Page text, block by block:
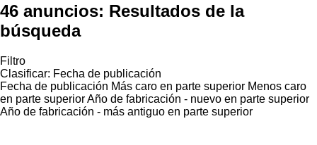
46 anuncios: Resultados de la
búsqueda
Filtro
Clasificar: Fecha de publicación
Fecha de publicación Más caro en parte superior Menos caro
en parte superiorAño de fabricación - nuevo en parte superior
Año de fabricación - más antiguo en parte superior